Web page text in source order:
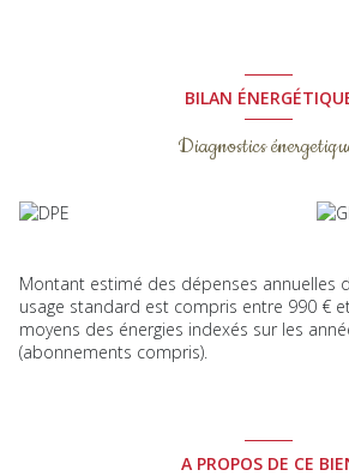
BILAN
Diagnostics
Montant estimé des dépenses annuelles
usage standard est compris entre 990 €
moyens des énergies indexés sur les
(abonnements compris).
A PROPOS DE CE